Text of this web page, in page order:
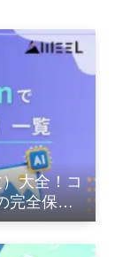
大全！コ
完全保存